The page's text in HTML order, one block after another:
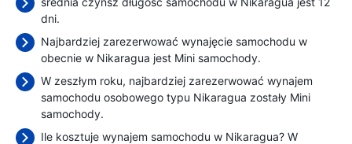
dni.
Najbardziej zarezerwować wynajęcie samochodu w
obecnie w Nikaragua jest Mini samochody.
W zeszłym roku, najbardziej zarezerwować wynajem
samochodu osobowego typu Nikaragua zostały Mini
samochody.
Ile kosztuje wynajem samochodu w Nikaragua? W